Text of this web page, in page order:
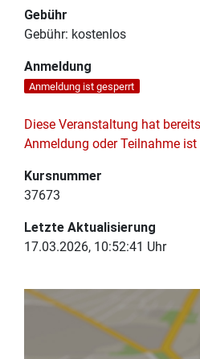
Gebühr
Gebühr: kostenlos
Anmeldung
Anmeldung ist gesperrt
Diese Veranstaltung hat
Anmeldung oder Teilnahme
Kursnummer
37673
Letzte Aktualisierung
17.03.2026, 10:52:41 Uhr